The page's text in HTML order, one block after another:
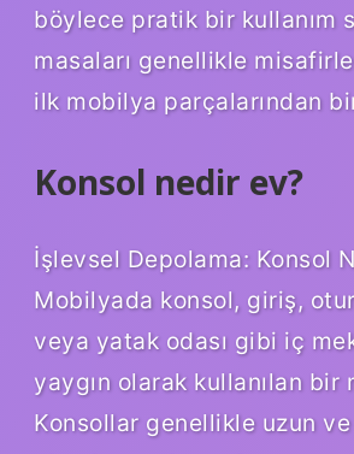
böylece pratik bir kullanım
masaları genellikle
ilk mobilya parçalarından
Konsol nedir ev?
İşlevsel Depolama: Konsol
Mobilyada konsol, giriş,
veya yatak odası gibi iç
yaygın olarak kullanılan bir
Konsollar genellikle uzun